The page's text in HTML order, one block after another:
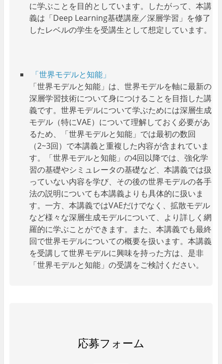
に学ぶことを目的としています。したがって、本講
義は「Deep Learning基礎講座／深層学習」を修了
したレベルの学生を受講生として想定しています。
「世界モデルと知能」
「世界モデルと知能」は、世界モデルを軸に最新の
深層学習技術について身につけることを目指した講
義です。世界モデルについて学ぶためには深層生成
モデル（特にVAE）について理解しておく必要があ
るため、「世界モデルと知能」では最初の数回
（2~3回）で本講義と重複した内容が含まれていま
す。「世界モデルと知能」の4回以降では、強化学
習の基礎やシミュレータの基礎など、本講義では扱
っていない内容を学び、その後の世界モデルの各手
法の説明についても本講義よりも具体的に扱いま
す。一方、本講義ではVAEだけでなく、拡散モデル
など様々な深層生成モデルについて、より詳しく網
羅的に学ぶことができます。また、本講義でも最終
回で世界モデルについての概要を扱います。本講義
を受講して世界モデルに興味を持った方は、是非
「世界モデルと知能」の受講をご検討ください。
応募フォーム